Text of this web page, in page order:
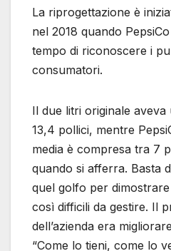
La riprogettazione è
nel 2018 quando
tempo di riconoscere i
consumatori.
Il due litri originale
13,4 pollici, mentre
media è compresa tra 7
quando si afferra. Basta
quel golfo per
così difficili da gestire. Il
dell’azienda era
“Come lo tieni, come lo